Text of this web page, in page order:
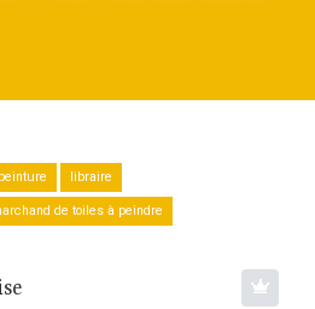
libraire
de toiles à peindre